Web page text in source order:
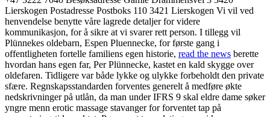
Lierskogen Postadresse Postboks 110 3421 Lierskogen Vi vil ved
henvendelse benytte våre lagrede detaljer for videre
kommunikasjon, for å sikre at vi svarer rett person. I tillegg vil
Plünnekes oldebarn, Espen Pluennecke, for første gang i
offentligheten fortelle familiens egen historie, read the news berette
hvordan hans egen far, Per Plünnecke, kastet en kald skygge over
oldefaren. Tidligere var både lykke og ulykke forbeholdt den private
sfære. Regnskapsstandarden forventes generelt å medføre økte
nedskrivninger på utlån, da man under IFRS 9 skal eldre dame søker
yngre menn erotic massage stavanger for forventet tap på